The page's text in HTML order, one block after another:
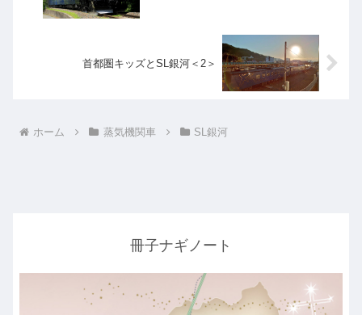
首都圏キッズとSL銀河＜2＞
ホーム 蒸気機関車 SL銀河
冊子ナギノート